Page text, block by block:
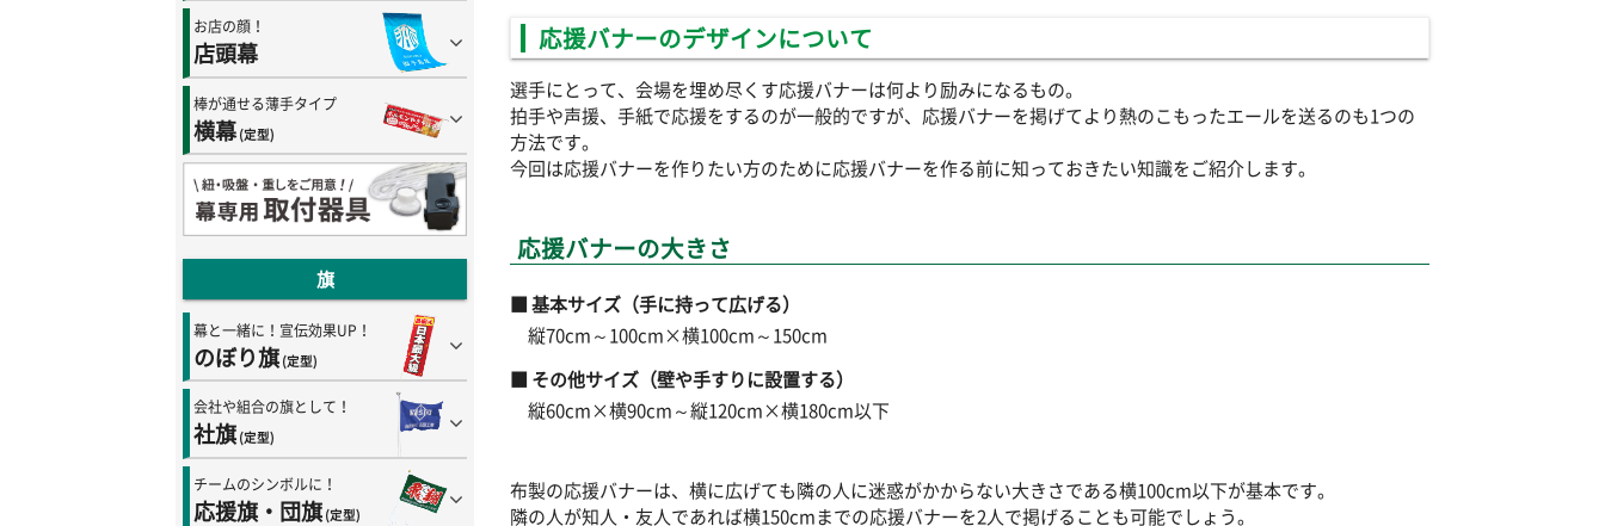
お店の顔！
店頭幕
棒が通せる薄手タイプ
横幕(定型)
旗
幕と一緒に！宣伝効果UP！
のぼり旗 (定型)
会社や組合の旗として！
社旗 (定型)
チームのシンボルに！
応援旗・団旗 (定型)
応援バナーのデザインについて
選手にとって、会場を埋め尽くす応援バナーは何より励みになるもの。
拍手や声援、手紙で応援をするのが一般的ですが、応援バナーを掲げてより熱のこもったエールを送るのも1つの
方法です。
今回は応援バナーを作りたい方のために応援バナーを作る前に知っておきたい知識をご紹介します。
応援バナーの大きさ
■ 基本サイズ（手に持って広げる）
縦70cm～100cm×横100cm～150cm
■ その他サイズ（壁や手すりに設置する）
縦60cm×横90cm～縦120cm×横180cm以下
布製の応援バナーは、横に広げても隣の人に迷惑がかからない大きさである横100cm以下が基本です。
隣の人が知人・友人であれば横150cmまでの応援バナーを2人で掲げることも可能でしょう。